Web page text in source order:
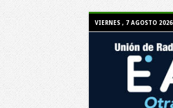
VIERNES , 7 AGOSTO 2026